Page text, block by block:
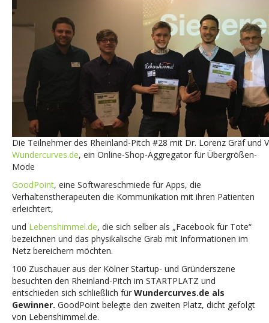
Die Teilnehmer des Rheinland-Pitch #28 mit Dr. Lorenz Gräf und
Wundercurves.de, ein Online-Shop-Aggregator für Übergrößen-
Mode
GoodPoint, eine Softwareschmiede für Apps, die
Verhaltenstherapeuten die Kommunikation mit ihren Patienten
erleichtert,
und Lebenshimmel.de, die sich selber als „Facebook für Tote“
bezeichnen und das physikalische Grab mit Informationen im
Netz bereichern möchten.
100 Zuschauer aus der Kölner Startup- und Gründerszene
besuchten den Rheinland-Pitch im STARTPLATZ und
entschieden sich schließlich für Wundercurves.de als
Gewinner. GoodPoint belegte den zweiten Platz, dicht gefolgt
von Lebenshimmel.de.